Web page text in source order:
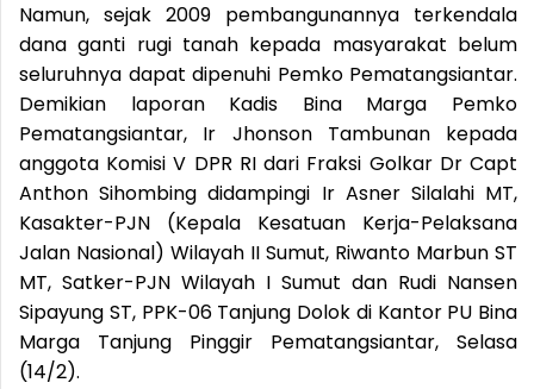
Namun, sejak 2009 pembangunannya terkendala
dana ganti rugi tanah kepada masyarakat belum
seluruhnya dapat dipenuhi Pemko Pematangsiantar.
Demikian laporan Kadis Bina Marga Pemko
Pematangsiantar, Ir Jhonson Tambunan kepada
anggota Komisi V DPR RI dari Fraksi Golkar Dr Capt
Anthon Sihombing didampingi Ir Asner Silalahi MT,
Kasakter-PJN (Kepala Kesatuan Kerja-Pelaksana
Jalan Nasional) Wilayah II Sumut, Riwanto Marbun ST
MT, Satker-PJN Wilayah I Sumut dan Rudi Nansen
Sipayung ST, PPK-06 Tanjung Dolok di Kantor PU Bina
Marga Tanjung Pinggir Pematangsiantar, Selasa
(14/2).